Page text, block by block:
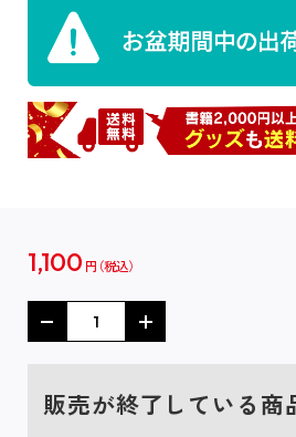
1,100 円
販売が終了している商